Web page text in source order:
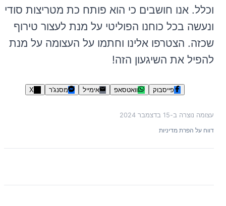
וכלל. אנו חושבים כי הוא פותח כת מטריצות
ונעשה בכל כוחנו הפוליטי על מנת לעצור טירוף
שכזה. הצטרפו אלינו וחתמו על העצומה על מנת
להפיל את השיגעון הזה!
פייסבוק וואטסאפ אימייל מסנג'ר X
עצומה נוצרה ב-15 בדצמבר 2024
דווח על הפרת מדיניות